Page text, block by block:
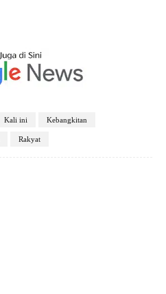
Kali ini Kebangkitan
Rakyat